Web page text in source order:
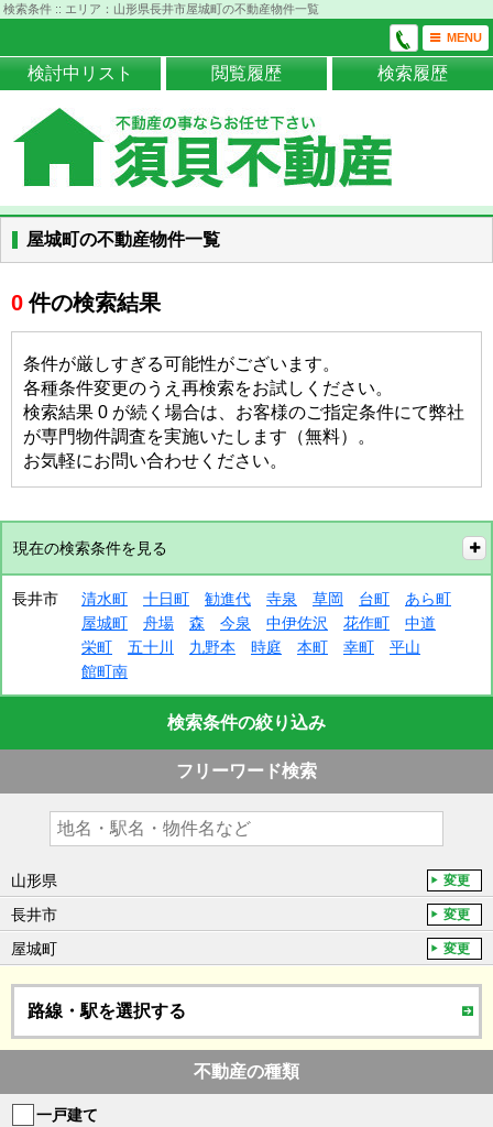
検索条件 :: エリア：山形県長井市屋城町の不動産物件一覧
MENU
検討中リスト 閲覧履歴 検索履歴
屋城町の不動産物件一覧
0 件の検索結果
条件が厳しすぎる可能性がございます。
各種条件変更のうえ再検索をお試しください。
検索結果 0 が続く場合は、お客様のご指定条件にて弊社
が専門物件調査を実施いたします（無料）。
お気軽にお問い合わせください。
現在の検索条件を見る
長井市 清水町 十日町 勧進代 寺泉 草岡 台町
あら町
屋城町
舟場 森 今泉 中伊佐沢 花作町
中道
栄町
五十川 九野本 時庭 本町 幸町
平山
館町南
検索条件の絞り込み
フリーワード検索
山形県 変更
長井市 変更
屋城町 変更
路線・駅を選択する
不動産の種類
一戸建て